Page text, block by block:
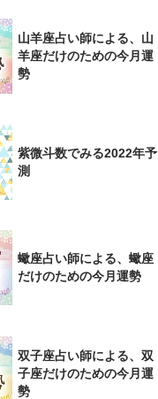
山羊座占い師による、山
羊座だけのための今月運
勢
紫微斗数でみる2022年予
測
蠍座占い師による、蠍座
だけのための今月運勢
双子座占い師による、双
子座だけのための今月運
勢